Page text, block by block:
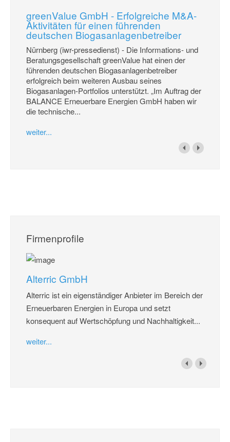
greenValue GmbH - Erfolgreiche M&A-
Aktivitäten für einen führenden
deutschen Biogasanlagenbetreiber
Nürnberg (iwr-pressedienst) - Die Informations- und
Beratungsgesellschaft greenValue hat einen der
führenden deutschen Biogasanlagenbetreiber
erfolgreich beim weiteren Ausbau seines
Biogasanlagen-Portfolios unterstützt. „Im Auftrag der
BALANCE Erneuerbare Energien GmbH haben wir
die technische...
weiter...
Firmenprofile
Alterric GmbH
Alterric ist ein eigenständiger Anbieter im Bereich der
Erneuerbaren Energien in Europa und setzt
konsequent auf Wertschöpfung und Nachhaltigkeit...
weiter...